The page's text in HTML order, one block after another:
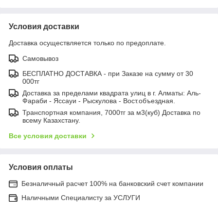
Условия доставки
Доставка осуществляется только по предоплате.
Самовывоз
БЕСПЛАТНО ДОСТАВКА - при Заказе на сумму от 30
000тг
Доставка за пределами квадрата улиц в г. Алматы: Аль-
Фараби - Яссауи - Рыскулова - Вост.объездная.
Транспортная компания, 7000тг за м3(куб) Доставка по
всему Казахстану.
Все условия доставки
Условия оплаты
Безналичный расчет 100% на банковский счет компании
Наличными Специалисту за УСЛУГИ